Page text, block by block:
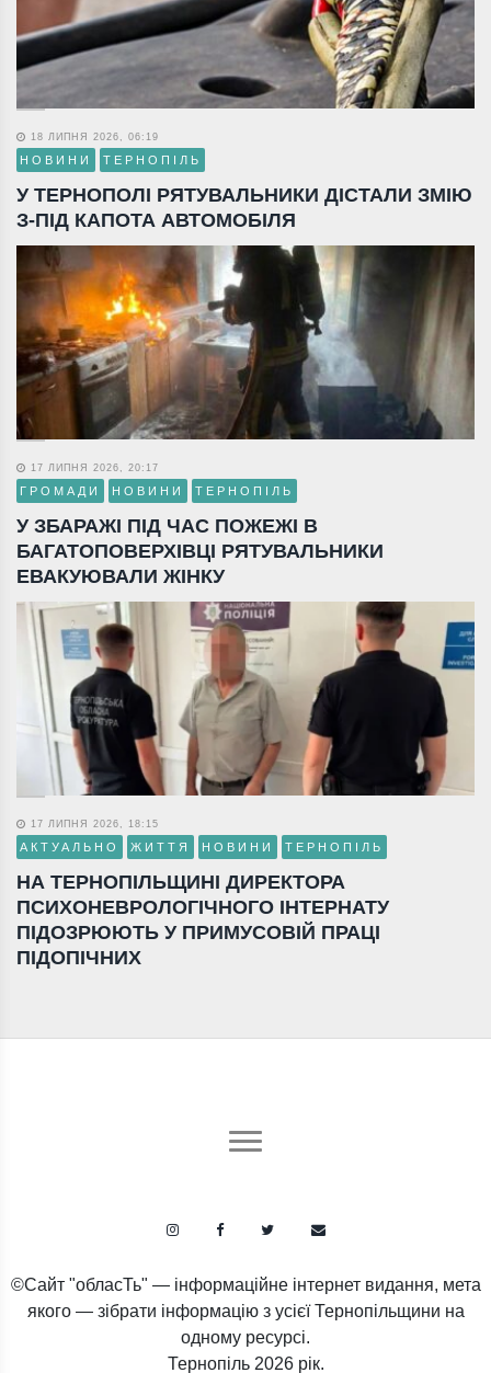
18 ЛИПНЯ 2026, 06:19
НОВИНИ ТЕРНОПІЛЬ
У ТЕРНОПОЛІ РЯТУВАЛЬНИКИ ДІСТАЛИ ЗМІЮ
З-ПІД КАПОТА АВТОМОБІЛЯ
17 ЛИПНЯ 2026, 20:17
ГРОМАДИ НОВИНИ ТЕРНОПІЛЬ
У ЗБАРАЖІ ПІД ЧАС ПОЖЕЖІ В
БАГАТОПОВЕРХІВЦІ РЯТУВАЛЬНИКИ
ЕВАКУЮВАЛИ ЖІНКУ
17 ЛИПНЯ 2026, 18:15
АКТУАЛЬНО ЖИТТЯ НОВИНИ ТЕРНОПІЛЬ
НА ТЕРНОПІЛЬЩИНІ ДИРЕКТОРА
ПСИХОНЕВРОЛОГІЧНОГО ІНТЕРНАТУ
ПІДОЗРЮЮТЬ У ПРИМУСОВІЙ ПРАЦІ
ПІДОПІЧНИХ
©Сайт "обласТь" — інформаційне інтернет видання, мета
якого — зібрати інформацію з усієї Тернопільщини на
одному ресурсі.
Тернопіль 2026 рік.